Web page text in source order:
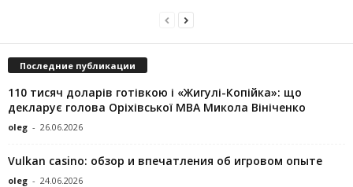
Последние публикации
110 тисяч доларів готівкою і «Жигулі-Копійка»: що
декларує голова Оріхівської МВА Микола Вініченко
oleg - 26.06.2026
Vulkan casino: обзор и впечатления об игровом опыте
oleg - 24.06.2026